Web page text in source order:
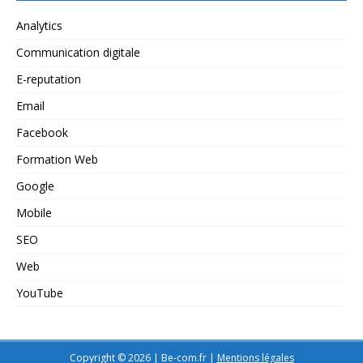
Analytics
Communication digitale
E-reputation
Email
Facebook
Formation Web
Google
Mobile
SEO
Web
YouTube
Copyright © 2026 | Be-com.fr | Mentions légales